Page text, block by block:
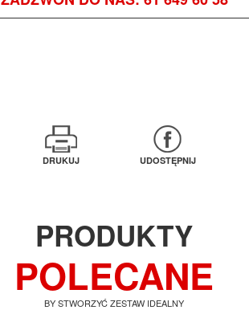
DRUKUJ UDOSTĘPNIJ
PRODUKTY
POLECANE
BY STWORZYĆ ZESTAW IDEALNY